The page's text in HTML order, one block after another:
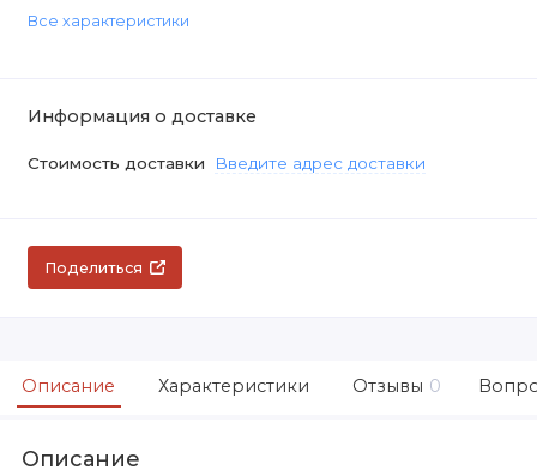
Все характеристики
Информация о доставке
Стоимость доставки Введите адрес доставки
Поделиться
Описание Характеристики Отзывы 0
Описание